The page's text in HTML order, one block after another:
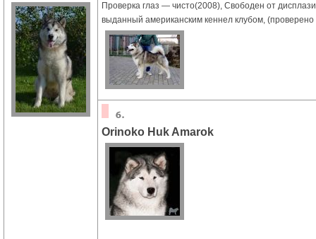
Проверка глаз — чисто(2008), Cвободен от
выданный американским кеннел клубом,
Orinoko Huk Amarok